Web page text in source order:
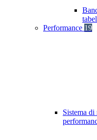
Performance 19
Sistema